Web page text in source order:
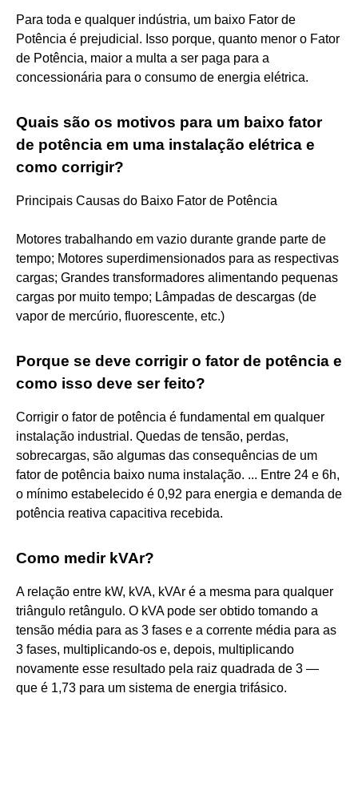
Para toda e qualquer indústria, um baixo Fator de
Potência é prejudicial. Isso porque, quanto menor o Fator
de Potência, maior a multa a ser paga para a
concessionária para o consumo de energia elétrica.
Quais são os motivos para um baixo fator
de potência em uma instalação elétrica e
como corrigir?
Principais Causas do Baixo Fator de Potência
Motores trabalhando em vazio durante grande parte de
tempo; Motores superdimensionados para as respectivas
cargas; Grandes transformadores alimentando pequenas
cargas por muito tempo; Lâmpadas de descargas (de
vapor de mercúrio, fluorescente, etc.)
Porque se deve corrigir o fator de potência e
como isso deve ser feito?
Corrigir o fator de potência é fundamental em qualquer
instalação industrial. Quedas de tensão, perdas,
sobrecargas, são algumas das consequências de um
fator de potência baixo numa instalação. ... Entre 24 e 6h,
o mínimo estabelecido é 0,92 para energia e demanda de
potência reativa capacitiva recebida.
Como medir kVAr?
A relação entre kW, kVA, kVAr é a mesma para qualquer
triângulo retângulo. O kVA pode ser obtido tomando a
tensão média para as 3 fases e a corrente média para as
3 fases, multiplicando-os e, depois, multiplicando
novamente esse resultado pela raiz quadrada de 3 —
que é 1,73 para um sistema de energia trifásico.